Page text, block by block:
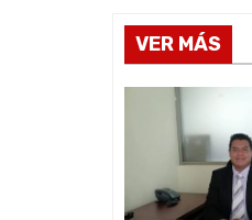
v
e
c
VER MÁS